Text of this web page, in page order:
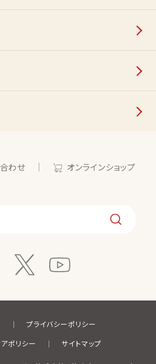
わせ オンラインショップ
プライバシーポリシー
ポリシー
サイトマップ